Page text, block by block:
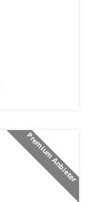
Premium Anbieter